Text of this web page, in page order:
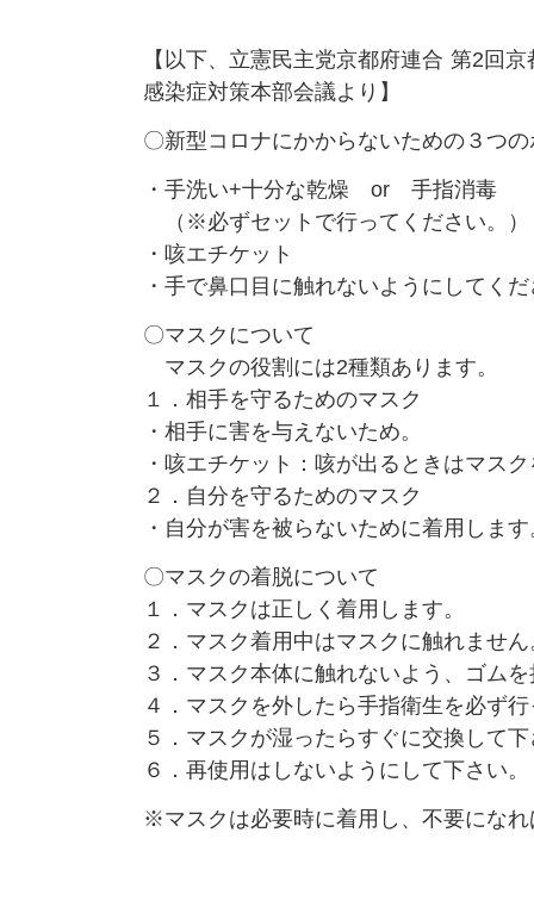
【以下、立憲民主党京都府連合 第2回
感染症対策本部会議より】
〇新型コロナにかからないための３つ
・手洗い+十分な乾燥 or 手指消毒
（※必ずセットで行ってください。）
・咳エチケット
・手で鼻口目に触れないようにしてく
〇マスクについて
マスクの役割には2種類あります。
１．相手を守るためのマスク
・相手に害を与えないため。
・咳エチケット：咳が出るときはマス
２．自分を守るためのマスク
・自分が害を被らないために着用します
〇マスクの着脱について
１．マスクは正しく着用します。
２．マスク着用中はマスクに触れません
３．マスク本体に触れないよう、ゴム
４．マスクを外したら手指衛生を必ず
５．マスクが湿ったらすぐに交換して
６．再使用はしないようにして下さい。
※マスクは必要時に着用し、不要にな